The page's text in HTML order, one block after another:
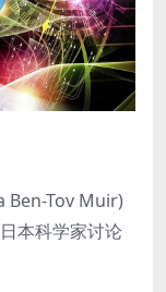
Ben-Tov Muir)
本科学家讨论